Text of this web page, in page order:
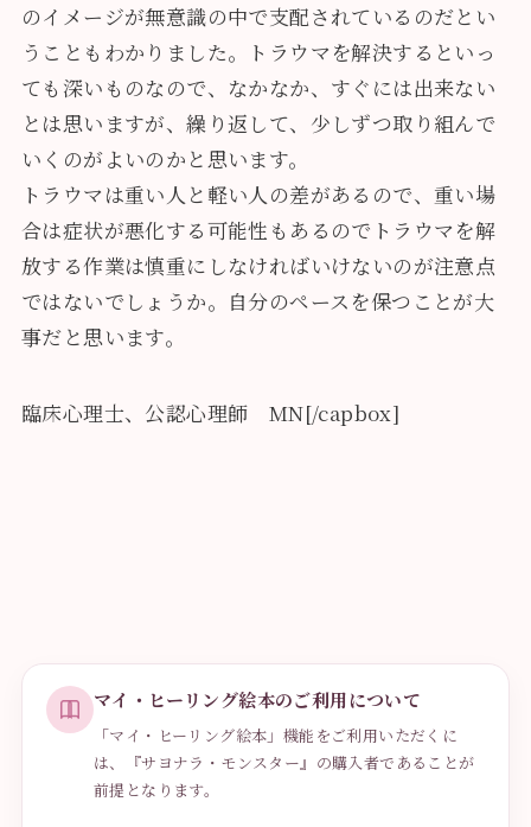
のイメージが無意識の中で支配されているのだとい
うこともわかりました。トラウマを解決するといっ
ても深いものなので、なかなか、すぐには出来ない
とは思いますが、繰り返して、少しずつ取り組んで
いくのがよいのかと思います。
トラウマは重い人と軽い人の差があるので、重い場
合は症状が悪化する可能性もあるのでトラウマを解
放する作業は慎重にしなければいけないのが注意点
ではないでしょうか。自分のペースを保つことが大
事だと思います。
臨床心理士、公認心理師 MN[/capbox]
マイ・ヒーリング絵本のご利用について
「マイ・ヒーリング絵本」機能をご利用いただくに
は、『サヨナラ・モンスター』の購入者であることが
前提となります。